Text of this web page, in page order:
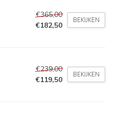
€365,00
€182,50
BEKIJKEN
€239,00
€119,50
BEKIJKEN